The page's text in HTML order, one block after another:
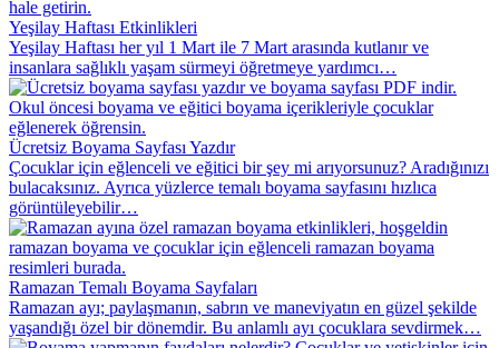
Yeşilay Haftası Etkinlikleri
Yeşilay Haftası her yıl 1 Mart ile 7 Mart arasında kutlanır ve
insanlara sağlıklı yaşam sürmeyi öğretmeye yardımcı…
Ücretsiz Boyama Sayfası Yazdır
Çocuklar için eğlenceli ve eğitici bir şey mi arıyorsunuz? Aradığınızı
bulacaksınız. Ayrıca yüzlerce temalı boyama sayfasını hızlıca
görüntüleyebilir…
Ramazan Temalı Boyama Sayfaları
Ramazan ayı; paylaşmanın, sabrın ve maneviyatın en güzel şekilde
yaşandığı özel bir dönemdir. Bu anlamlı ayı çocuklara sevdirmek…